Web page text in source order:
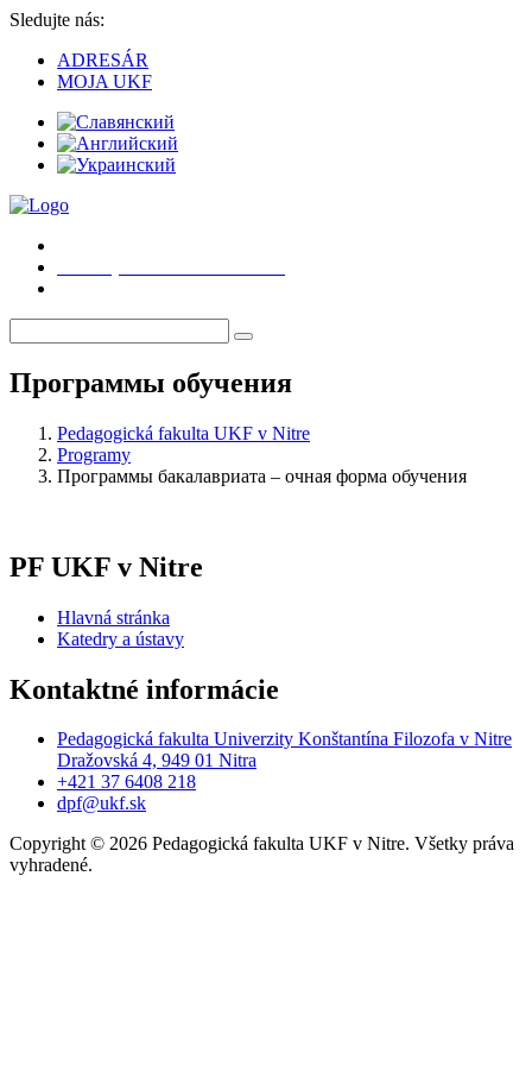
Sledujte nás:
ADRESÁR
MOJA UKF
Программы обучения
Pedagogická fakulta UKF v Nitre
Programy
Программы бакалавриата – очная форма обучения
PF UKF v Nitre
Hlavná stránka
Katedry a ústavy
Kontaktné informácie
Pedagogická fakulta Univerzity Konštantína Filozofa v Nitre
Dražovská 4, 949 01 Nitra
+421 37 6408 218
dpf@ukf.sk
Copyright© 2026 Pedagogická fakulta UKF v Nitre. Všetky práva
vyhradené.